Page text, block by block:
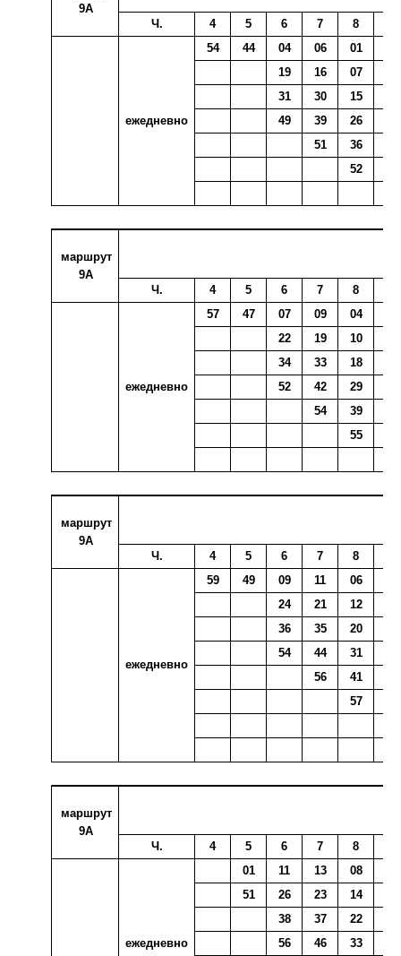
9А
Ч.
4 5 6 7 8
ежедневно
54 44 04 06 01
19
16 07
31
30 15
49
39 26
51
36
52
маршрут
9А
Ч.
4 5 6 7 8
ежедневно
57 47 07 09 04
22
19 10
34
33 18
52
42 29
54
39
55
маршрут
9А
Ч.
4 5 6 7 8
ежедневно
59 49 09 11 06
24
21 12
36
35 20
54
44 31
56
41
57
маршрут
9А
Ч.
4 5 6 7 8
ежедневно
01 11 13 08
51
26 23 14
38
37 22
56
46 33